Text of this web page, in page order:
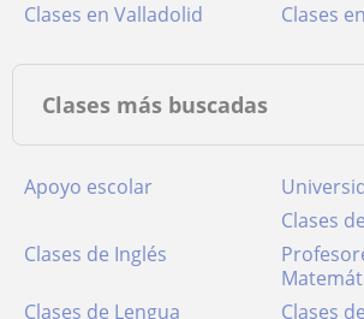
Clases en Valladolid Clases
Clases más buscadas
Apoyo escolar
Clases
Clases de Inglés
Profesores de
Clases de Lengua
Clases de Español para